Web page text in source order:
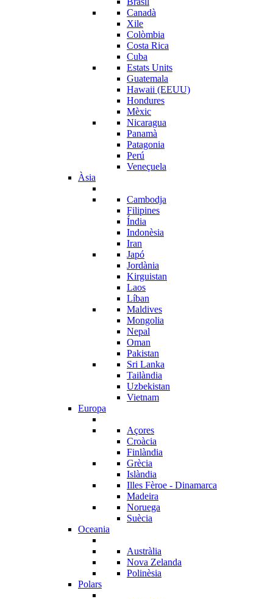
Canadà
Xile
Colòmbia
Costa Rica
Cuba
Estats Units
Guatemala
Hawaii (EEUU)
Hondures
Mèxic
Nicaragua
Panamà
Patagonia
Perú
Veneçuela
Àsia
Cambodja
Filipines
Índia
Indonèsia
Iran
Japó
Jordània
Kirguistan
Laos
Líban
Maldives
Mongolia
Nepal
Oman
Pakistan
Sri Lanka
Tailàndia
Uzbekistan
Vietnam
Europa
Açores
Croàcia
Finlàndia
Grècia
Islàndia
Illes Fèroe - Dinamarca
Madeira
Noruega
Suècia
Oceania
Austràlia
Nova Zelanda
Polinèsia
Polars